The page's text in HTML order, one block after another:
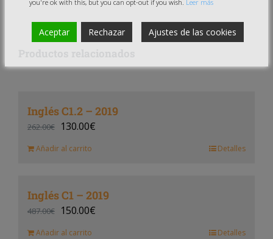
Inglés C1.2 – 2019
262.00€ 130.00€
Añadir al carrito Detalles
Inglés C1 – 2019
487.00€ 150.00€
Añadir al carrito Detalles
you're ok with this, but you can opt-out if you wish. Leer más
Aceptar Rechazar Ajustes de las cookies